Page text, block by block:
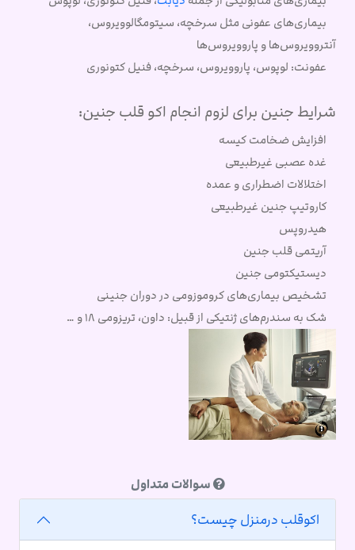
بیماری‌های عفونی مثل سرخچه، سیتومگالوویروس،
آنتروویروس‌ها و پاروویروس‌ها
عفونت: لوپوس، پاروویروس، سرخچه، فنیل کتونوری
شرایط جنین برای لزوم انجام اکو قلب جنین:
افزایش ضخامت کیسه
غده عصبی غیرطبیعی
اختلالات اضطراری و عمده
کاروتیپ جنین غیرطبیعی
هیدروپس
آریتمی قلب جنین
دیستیکتومی جنین
تشخیص بیماری‌های کروموزومی در دوران جنینی
شک به سندرم‌های ژنتیکی از قبیل: داون، تریزومی ۱۸ و …
سوالات متداول
اکوقلب درمنزل چیست؟